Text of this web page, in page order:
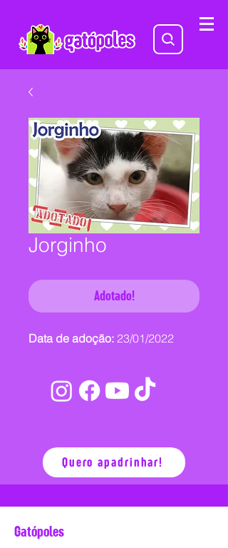
Jorginho
Adotado!
Data de adoção: 23/01/2022
Quero apadrinhar!
Gatópoles